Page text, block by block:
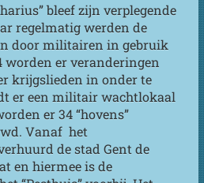
bleef zijn verplegende
regelmatig werden de
door militairen in gebruik
worden er veranderingen
krijgslieden in onder te
er een militair wachtlokaal
er 34 “hovens”
Vanaf het
de stad Gent de
en hiermee is de